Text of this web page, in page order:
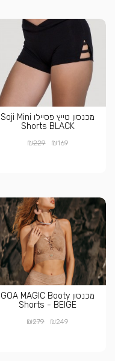
מכנסון טייץ פסיילו Soji Mini
Shorts BLACK
₪169
₪229
מכנסון GOA MAGIC Booty
Shorts - BEIGE
₪249
₪279